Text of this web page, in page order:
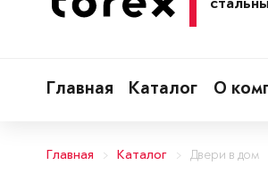
Главная Каталог О
Главная Каталог Двери в дом